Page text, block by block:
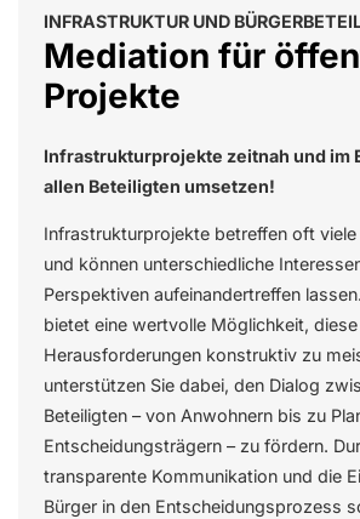
INFRASTRUKTUR UND
Mediation für
Projekte
Infrastrukturprojekte zeitnah und im
allen Beteiligten umsetzen!
Infrastrukturprojekte betreffen oft viele
und können unterschiedliche
Perspektiven aufeinandertreffen
bietet eine wertvolle Möglichkeit, diese
Herausforderungen konstruktiv zu
unterstützen Sie dabei, den Dialog
Beteiligten – von Anwohnern bis zu
Entscheidungsträgern – zu fördern.
transparente Kommunikation und die
Bürger in den Entscheidungsprozess